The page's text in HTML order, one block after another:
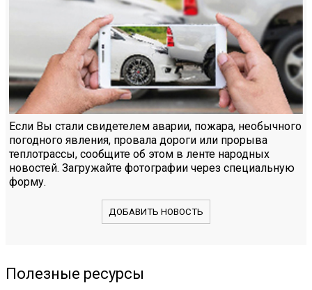
Если Вы стали свидетелем аварии, пожара, необычного
погодного явления, провала дороги или прорыва
теплотрассы, сообщите об этом в ленте народных
новостей. Загружайте фотографии через специальную
форму.
ДОБАВИТЬ НОВОСТЬ
Полезные ресурсы